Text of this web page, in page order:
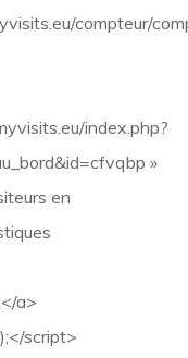
compteur/
index.php?
»
en
a>
script>